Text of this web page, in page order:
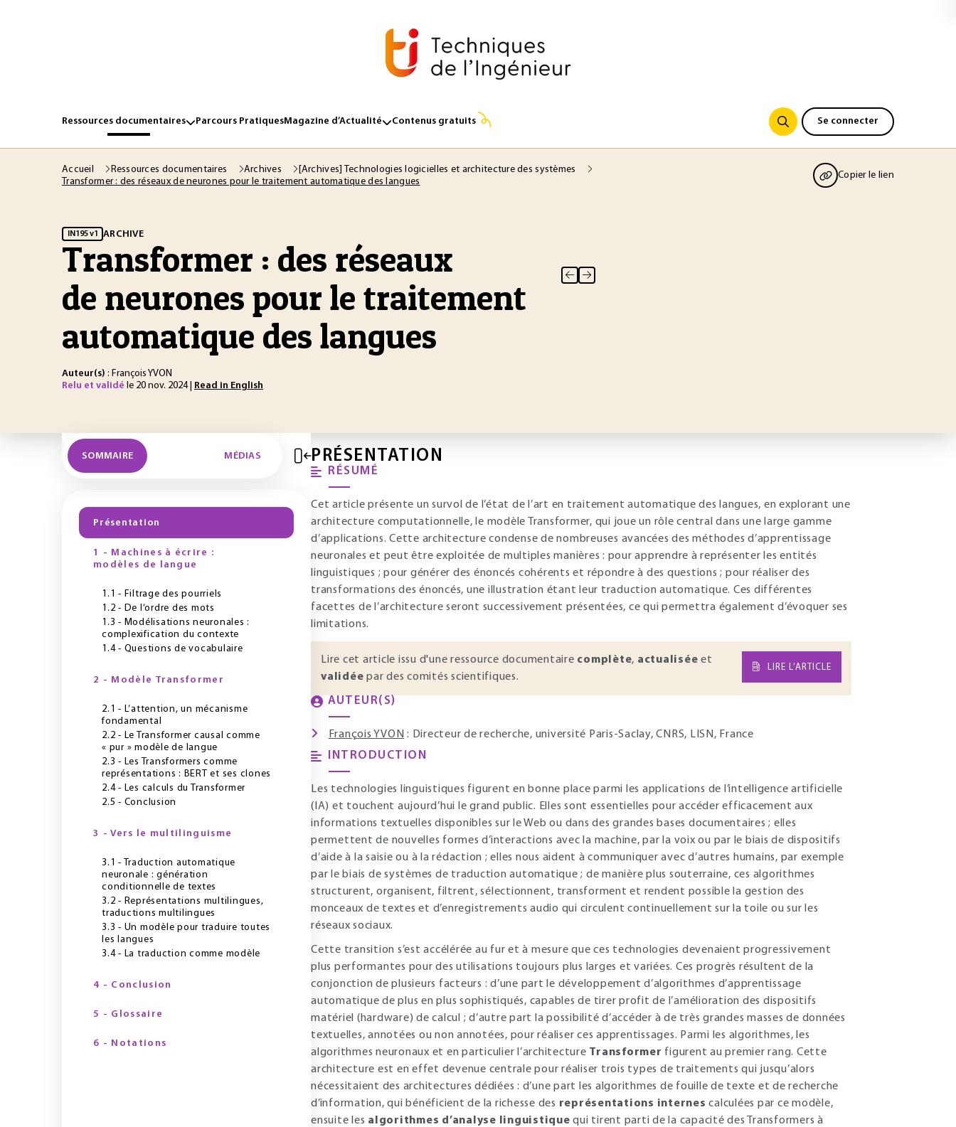
Ressources documentaires Parcours PratiquesMagazine d’Actualité Contenus gratuits Se connecter
Accueil Ressources documentaires Archives
[Archives] Technologies logicielles et architecture des systèmes
Transformer : des réseaux de neurones pour le traitement automatique des langues
Copier le lien
IN195 v1 ARCHIVE
Transformer : des réseaux
de neurones pour le traitement
automatique des langues
Auteur(s) : François YVON
Relu et validé le 20 nov. 2024 | Read in English
SOMMAIRE MÉDIAS
Présentation
1 - Machines à écrire :
modèles de langue
1.1 - Filtrage des pourriels
1.2 - De l’ordre des mots
1.3 - Modélisations neuronales :
complexification du contexte
1.4 - Questions de vocabulaire
2 - Modèle Transformer
2.1 - L’attention, un mécanisme
fondamental
2.2 - Le Transformer causal comme
« pur » modèle de langue
2.3 - Les Transformers comme
représentations : BERT et ses clones
2.4 - Les calculs du Transformer
2.5 - Conclusion
3 - Vers le multilinguisme
3.1 - Traduction automatique
neuronale : génération
conditionnelle de textes
3.2 - Représentations multilingues,
traductions multilingues
3.3 - Un modèle pour traduire toutes
les langues
3.4 - La traduction comme modèle
4 - Conclusion
5 - Glossaire
6 - Notations
PRÉSENTATION
RÉSUMÉ
Cet article présente un survol de l’état de l’art en traitement automatique des langues, en explorant une
architecture computationnelle, le modèle Transformer, qui joue un rôle central dans une large gamme
d’applications. Cette architecture condense de nombreuses avancées des méthodes d’apprentissage
neuronales et peut être exploitée de multiples manières : pour apprendre à représenter les entités
linguistiques ; pour générer des énoncés cohérents et répondre à des questions ; pour réaliser des
transformations des énoncés, une illustration étant leur traduction automatique. Ces différentes
facettes de l’architecture seront successivement présentées, ce qui permettra également d’évoquer ses
limitations.
Lire cet article issu d'une ressource documentaire complète, actualisée et
validée par des comités scientifiques.
LIRE L’ARTICLE
AUTEUR(S)
François YVON : Directeur de recherche, université Paris-Saclay, CNRS, LISN, France
INTRODUCTION
Les technologies linguistiques figurent en bonne place parmi les applications de l’intelligence artificielle
(IA) et touchent aujourd’hui le grand public. Elles sont essentielles pour accéder efficacement aux
informations textuelles disponibles sur le Web ou dans des grandes bases documentaires ; elles
permettent de nouvelles formes d’interactions avec la machine, par la voix ou par le biais de dispositifs
d’aide à la saisie ou à la rédaction ; elles nous aident à communiquer avec d’autres humains, par exemple
par le biais de systèmes de traduction automatique ; de manière plus souterraine, ces algorithmes
structurent, organisent, filtrent, sélectionnent, transforment et rendent possible la gestion des
monceaux de textes et d’enregistrements audio qui circulent continuellement sur la toile ou sur les
réseaux sociaux.
Cette transition s’est accélérée au fur et à mesure que ces technologies devenaient progressivement
plus performantes pour des utilisations toujours plus larges et variées. Ces progrès résultent de la
conjonction de plusieurs facteurs : d’une part le développement d’algorithmes d’apprentissage
automatique de plus en plus sophistiqués, capables de tirer profit de l’amélioration des dispositifs
matériel (hardware) de calcul ; d’autre part la possibilité d’accéder à de très grandes masses de données
textuelles, annotées ou non annotées, pour réaliser ces apprentissages. Parmi les algorithmes, les
algorithmes neuronaux et en particulier l’architecture Transformer figurent au premier rang. Cette
architecture est en effet devenue centrale pour réaliser trois types de traitements qui jusqu’alors
nécessitaient des architectures dédiées : d’une part les algorithmes de fouille de texte et de recherche
d’information, qui bénéficient de la richesse des représentations internes calculées par ce modèle,
ensuite les algorithmes d’analyse linguistique qui tirent parti de la capacité des Transformers à